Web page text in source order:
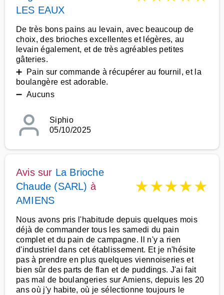
LES EAUX
De très bons pains au levain, avec beaucoup de
choix, des brioches excellentes et légères, au
levain également, et de très agréables petites
gâteries.
➕ Pain sur commande à récupérer au fournil, et la
boulangère est adorable.
➖ Aucuns
Siphio
05/10/2025
Avis sur La Brioche
Chaude (SARL) à
AMIENS
★★★★★
Nous avons pris l'habitude depuis quelques mois
déjà de commander tous les samedi du pain
complet et du pain de campagne. Il n'y a rien
d'industriel dans cet établissement. Et je n'hésite
pas à prendre en plus quelques viennoiseries et
bien sûr des parts de flan et de puddings. J'ai fait
pas mal de boulangeries sur Amiens, depuis les 20
ans où j'y habite, où je sélectionne toujours le